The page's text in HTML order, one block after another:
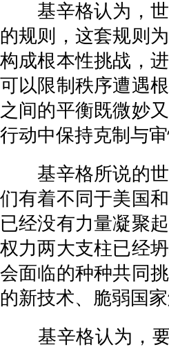
基辛格认为，世
的规则，这套规则
构成根本性挑战，
可以限制秩序遭遇
之间的平衡既微妙
行动中保持克制与审
基辛格所说的世
们有着不同于美国
已经没有力量凝聚
权力两大支柱已经
会面临的种种共同
的新技术、脆弱国
基辛格认为，要